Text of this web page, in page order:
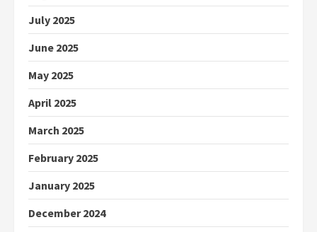
July 2025
June 2025
May 2025
April 2025
March 2025
February 2025
January 2025
December 2024